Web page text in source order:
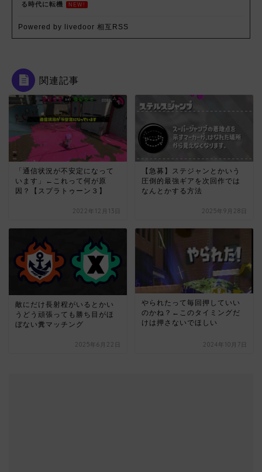
る時代に転機
NEW!
Powered by livedoor 相互RSS
関連記事
「通信状況が不安定になって
います」←これって何が原
因？【スプラトゥーン３】
2022年12月13日
【急募】ステジャンとかいう
圧倒的最強ギアを次回作では
なんとかする方法
2025年9月28日
敵にだけ長射程がいるとかい
うどう頑張っても勝ち目がほ
ぼない糞マッチング
2025年6月22日
やられたって毎回押していい
のかね？←このタイミングだ
けは押さないでほしい
2024年10月7日